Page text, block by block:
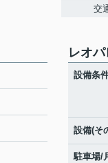
交
レオ
設備条
設備(そ
駐車場/